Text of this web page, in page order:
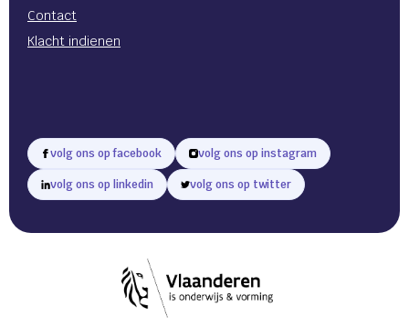
Contact
Klacht indienen
volg ons op facebook volg ons op instagram
volg ons op linkedin volg ons op twitter